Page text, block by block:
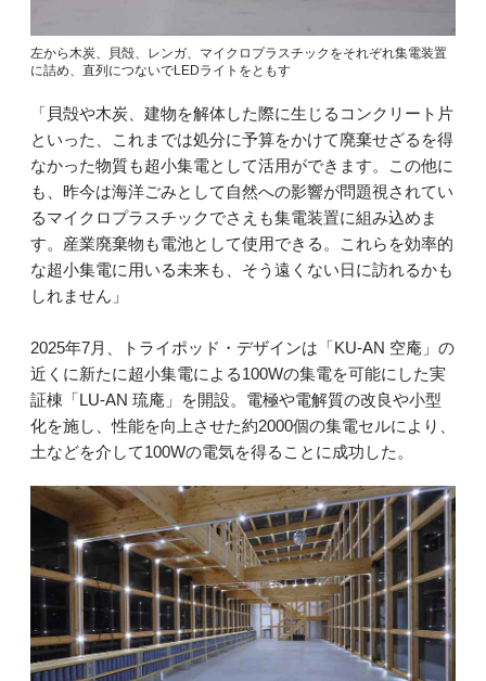
左から木炭、貝殻、レンガ、マイクロプラスチックをそれぞれ集電装置
に詰め、直列につないでLEDライトをともす
「貝殻や木炭、建物を解体した際に生じるコンクリート片
といった、これまでは処分に予算をかけて廃棄せざるを得
なかった物質も超小集電として活用ができます。この他に
も、昨今は海洋ごみとして自然への影響が問題視されてい
るマイクロプラスチックでさえも集電装置に組み込めま
す。産業廃棄物も電池として使用できる。これらを効率的
な超小集電に用いる未来も、そう遠くない日に訪れるかも
しれません」
2025年7月、トライポッド・デザインは「KU-AN 空庵」の
近くに新たに超小集電による100Wの集電を可能にした実
証棟「LU-AN 琉庵」を開設。電極や電解質の改良や小型
化を施し、性能を向上させた約2000個の集電セルにより、
土などを介して100Wの電気を得ることに成功した。